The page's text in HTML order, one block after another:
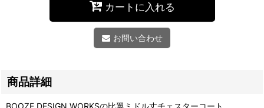
カートに入れる
お問い合わせ
商品詳細
BOOZE DESIGN WORKSの比翼ミドル丈チェスターコート